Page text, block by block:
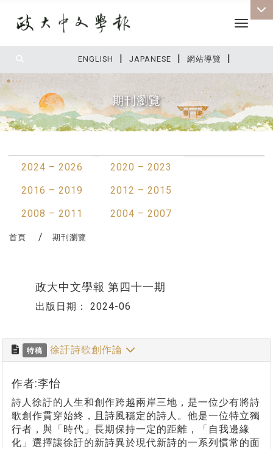
ENGLISH | JAPANESE | 網站導覽 |
Toggle
期刊瀏覽
2024 – 2026
2020 – 2023
2016 – 2019
2012 – 2015
2008 – 2011
2004 – 2007
首頁 期刊瀏覽
政大中文學報 第四十一期
出版日期： 2024-06
特稿 徐訏詩歌創作論
作者:李怡
詩人徐訏的人生和創作跨越兩岸三地，是一位少有將詩
歌創作貫穿始終，且詩風穩定的詩人。他是一位特立獨
行者，與「時代」長期保持一定的距離，「自我邊緣
化」選擇讓徐訏的新詩異於現代新詩的一系列慣常的面